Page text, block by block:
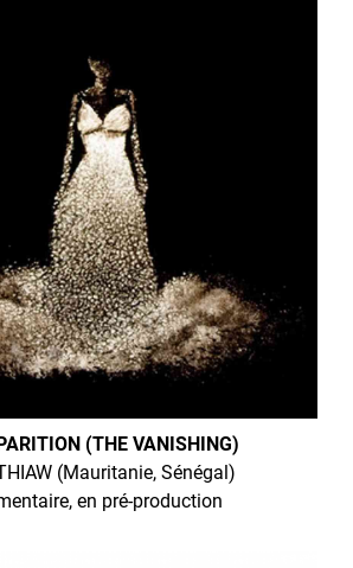
(THE VANISHING)
(Mauritanie, Sénégal)
en pré-production